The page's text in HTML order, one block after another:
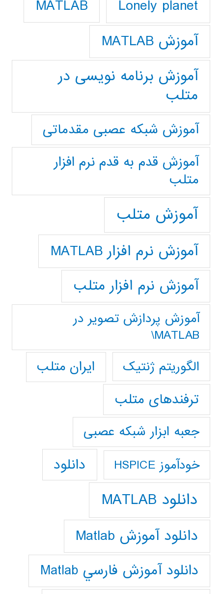
Lonely planet
MATLAB
آموزش MATLAB
آموزش برنامه نویسی در
متلب
آموزش شبکه عصبی مقدماتی
آموزش قدم به قدم نرم افزار
متلب
آموزش متلب
آموزش نرم افزار MATLAB
آموزش نرم افزار متلب
آموزش پردازش تصوير در
MATLAB\
الگوریتم ژنتیک
ایران متلب
ترفندهای متلب
جعبه ابزار شبکه عصبی
خودآموز HSPICE دانلود
دانلود MATLAB
دانلود آموزش Matlab
دانلود آموزش فارسي Matlab